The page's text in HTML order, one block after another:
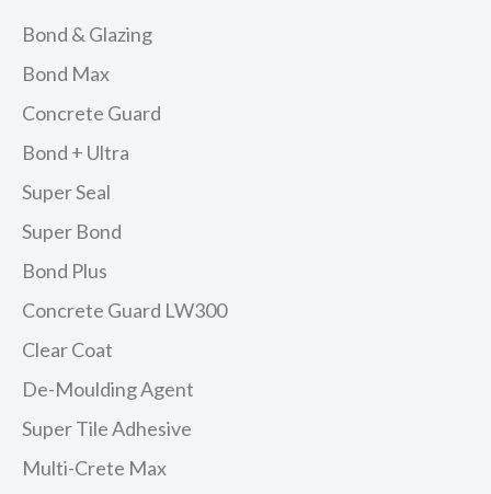
Bond & Glazing
Bond Max
Concrete Guard
Bond + Ultra
Super Seal
Super Bond
Bond Plus
Concrete Guard LW300
Clear Coat
De-Moulding Agent
Super Tile Adhesive
Multi-Crete Max